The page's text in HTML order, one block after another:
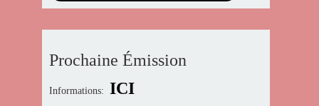
Prochaine Émission
Informations: ICI